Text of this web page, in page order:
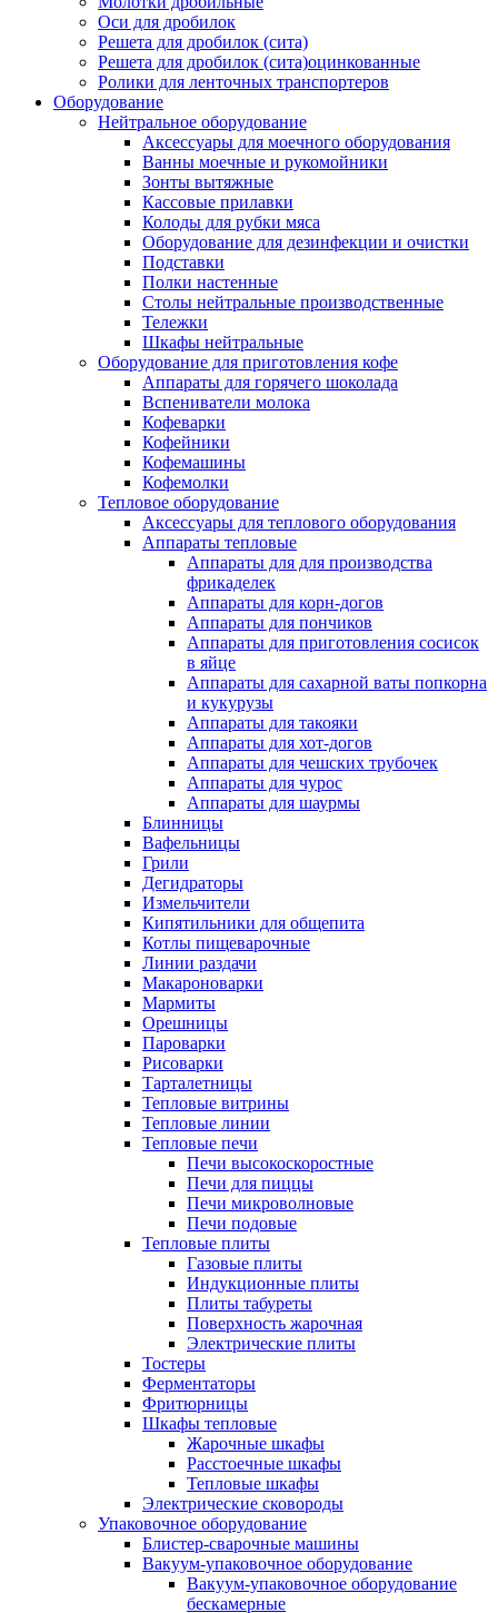
Оси для дробилок
Решета для дробилок (сита)
Решета для дробилок (сита)оцинкованные
Ролики для ленточных транспортеров
Оборудование
Нейтральное оборудование
Аксессуары для моечного оборудования
Ванны моечные и рукомойники
Зонты вытяжные
Кассовые прилавки
Колоды для рубки мяса
Оборудование для дезинфекции и очистки
Подставки
Полки настенные
Столы нейтральные производственные
Тележки
Шкафы нейтральные
Оборудование для приготовления кофе
Аппараты для горячего шоколада
Вспениватели молока
Кофеварки
Кофейники
Кофемашины
Кофемолки
Тепловое оборудование
Аксессуары для теплового оборудования
Аппараты тепловые
Аппараты для для производства
фрикаделек
Аппараты для корн-догов
Аппараты для пончиков
Аппараты для приготовления сосисок
в яйце
Аппараты для сахарной ваты попкорна
и кукурузы
Аппараты для такояки
Аппараты для хот-догов
Аппараты для чешских трубочек
Аппараты для чурос
Аппараты для шаурмы
Блинницы
Вафельницы
Грили
Дегидраторы
Измельчители
Кипятильники для общепита
Котлы пищеварочные
Линии раздачи
Макароноварки
Мармиты
Орешницы
Пароварки
Рисоварки
Тарталетницы
Тепловые витрины
Тепловые линии
Тепловые печи
Печи высокоскоростные
Печи для пиццы
Печи микроволновые
Печи подовые
Тепловые плиты
Газовые плиты
Индукционные плиты
Плиты табуреты
Поверхность жарочная
Электрические плиты
Тостеры
Ферментаторы
Фритюрницы
Шкафы тепловые
Жарочные шкафы
Расстоечные шкафы
Тепловые шкафы
Электрические сковороды
Упаковочное оборудование
Блистер-сварочные машины
Вакуум-упаковочное оборудование
Вакуум-упаковочное оборудование
беcкамерные